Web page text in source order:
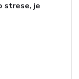
strese, je